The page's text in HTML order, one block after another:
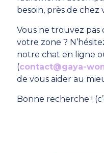
besoin, près de chez
Vous ne trouvez pas
votre zone ?
notre chat en ligne
(contact@gaya-
de vous aider au
Bonne recherche !